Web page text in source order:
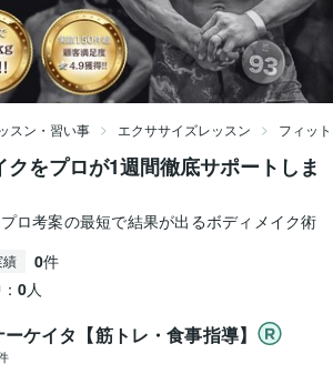
スン・習い事 エクササイズレッスン フィッ
をプロが1週間徹底サポートしま
ロ考案の最短で結果が出るボディメイク術
績 0件
0人
ケイタ【筋トレ・食事指導】